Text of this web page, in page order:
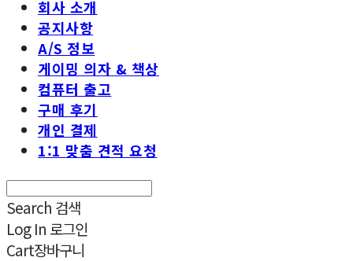
회사 소개
공지사항
A/S 정보
게이밍 의자 & 책상
컴퓨터 출고
구매 후기
개인 결제
1:1 맞춤 견적 요청
Search 검색
Log In 로그인
Cart장바구니